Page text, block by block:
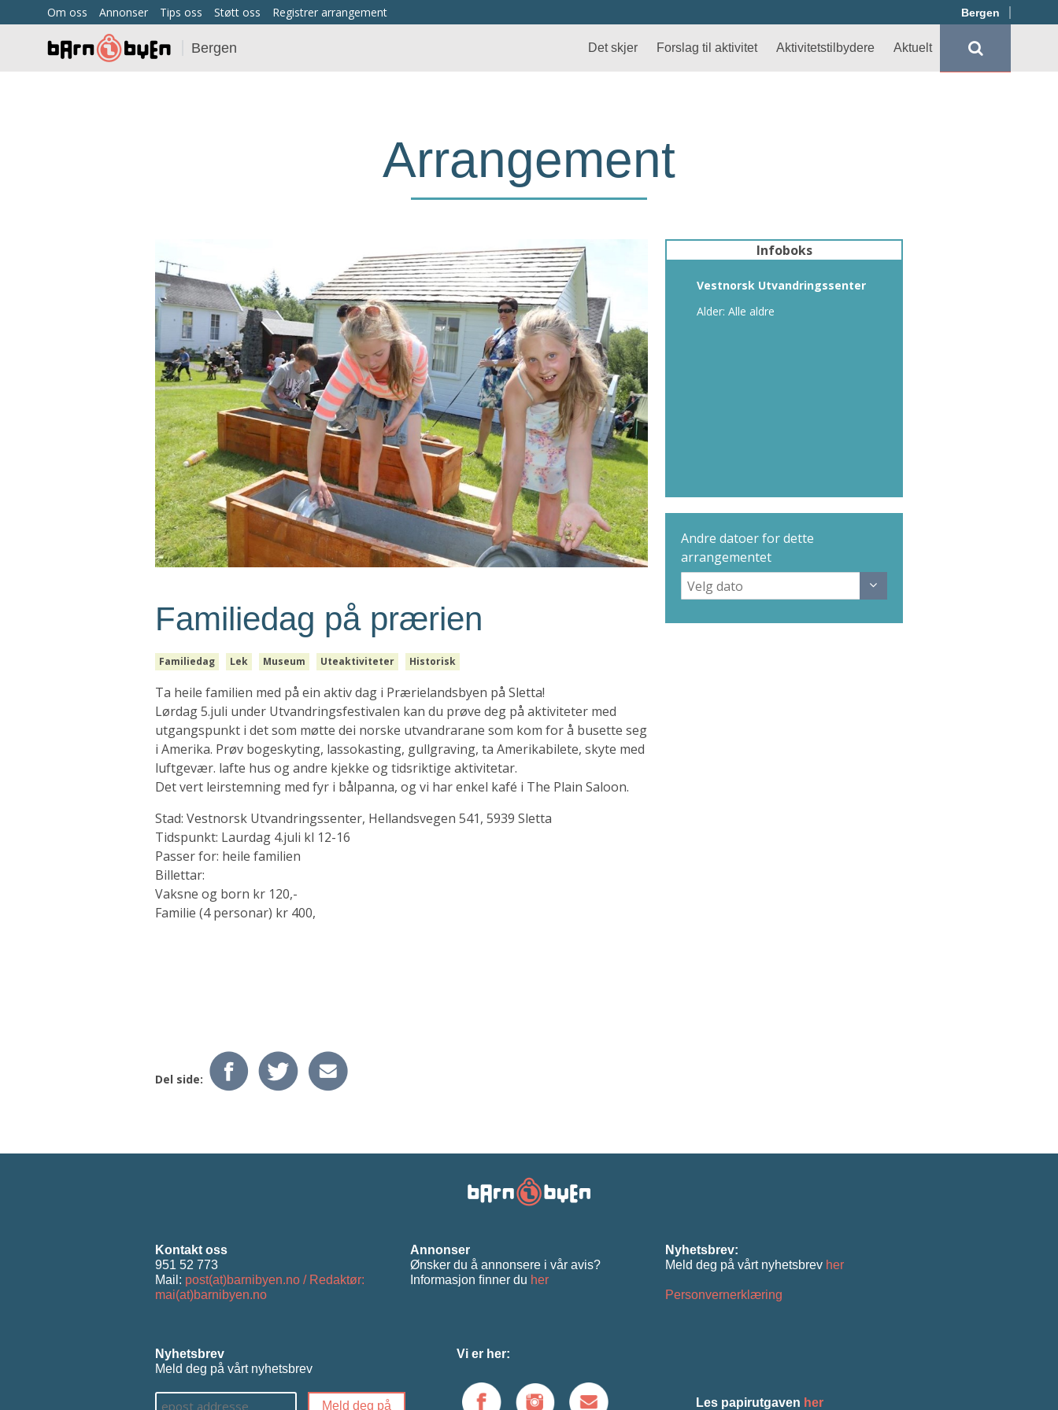
Om oss Annonser Tips oss Støtt oss Registrer arrangement Bergen
Bergen Det skjer Forslag til aktivitet Aktivitetstilbydere Aktuelt
Arrangement
Familiedag på prærien
Familiedag Lek Museum Uteaktiviteter Historisk
Ta heile familien med på ein aktiv dag i Prærielandsbyen på Sletta!
Lørdag 5.juli under Utvandringsfestivalen kan du prøve deg på aktiviteter med
utgangspunkt i det som møtte dei norske utvandrarane som kom for å busette seg
i Amerika. Prøv bogeskyting, lassokasting, gullgraving, ta Amerikabilete, skyte med
luftgevær. lafte hus og andre kjekke og tidsriktige aktivitetar.
Det vert leirstemning med fyr i bålpanna, og vi har enkel kafé i The Plain Saloon.
Stad: Vestnorsk Utvandringssenter, Hellandsvegen 541, 5939 Sletta
Tidspunkt: Laurdag 4.juli kl 12-16
Passer for: heile familien
Billettar:
Vaksne og born kr 120,-
Familie (4 personar) kr 400,
Del side:
Infoboks
Vestnorsk Utvandringssenter
Alder: Alle aldre
Andre datoer for dette
arrangementet
Kontakt oss
951 52 773
Mail: post(at)barnibyen.no / Redaktør:
mai(at)barnibyen.no
Annonser
Ønsker du å annonsere i vår avis?
Informasjon ﬁnner du her
Nyhetsbrev:
Meld deg på vårt nyhetsbrev her
Personvernerklæring
Nyhetsbrev
Meld deg på vårt nyhetsbrev
Vi er her:
Les papirutgaven her